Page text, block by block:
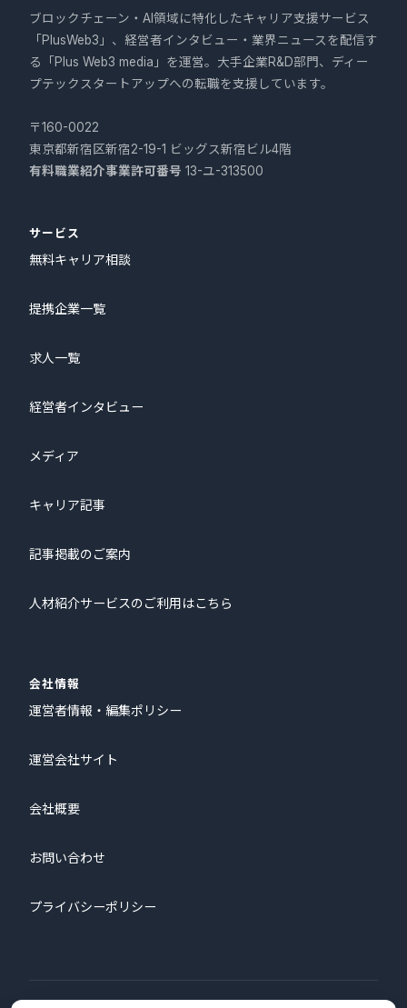
ブロックチェーン・AI領域に特化したキャリア支援サービス
「PlusWeb3」、経営者インタビュー・業界ニュースを配信す
る「Plus Web3 media」を運営。大手企業R&D部門、ディー
プテックスタートアップへの転職を支援しています。
〒160-0022
東京都新宿区新宿2-19-1 ビッグス新宿ビル4階
有料職業紹介事業許可番号 13-ユ-313500
サービス
無料キャリア相談
提携企業一覧
求人一覧
経営者インタビュー
メディア
キャリア記事
記事掲載のご案内
人材紹介サービスのご利用はこちら
会社情報
運営者情報・編集ポリシー
運営会社サイト
会社概要
お問い合わせ
プライバシーポリシー